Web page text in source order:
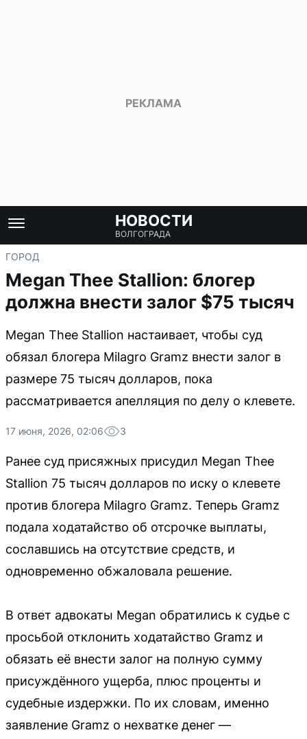
НОВОСТИ
ВОЛГОГРАДА
ГОРОД
Megan Thee Stallion: блогер
должна внести залог $75 тысяч
Megan Thee Stallion настаивает, чтобы суд
обязал блогера Milagro Gramz внести залог в
размере 75 тысяч долларов, пока
рассматривается апелляция по делу о клевете.
17 июня, 2026, 02:06 3
Ранее суд присяжных присудил Megan Thee
Stallion 75 тысяч долларов по иску о клевете
против блогера Milagro Gramz. Теперь Gramz
подала ходатайство об отсрочке выплаты,
сославшись на отсутствие средств, и
одновременно обжаловала решение.
В ответ адвокаты Megan обратились к судье с
просьбой отклонить ходатайство Gramz и
обязать её внести залог на полную сумму
присуждённого ущерба, плюс проценты и
судебные издержки. По их словам, именно
заявление Gramz о нехватке денег —